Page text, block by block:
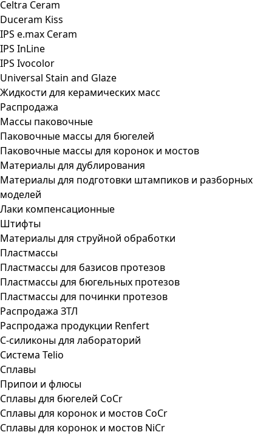
Celtra Ceram
Duceram Kiss
IPS e.max Ceram
IPS InLine
IPS Ivocolor
Universal Stain and Glaze
Жидкости для керамических масс
Распродажа
Массы паковочные
Паковочные массы для бюгелей
Паковочные массы для коронок и мостов
Материалы для дублирования
Материалы для подготовки штампиков и разборных
моделей
Лаки компенсационные
Штифты
Материалы для струйной обработки
Пластмассы
Пластмассы для базисов протезов
Пластмассы для бюгельных протезов
Пластмассы для починки протезов
Распродажа ЗТЛ
Распродажа продукции Renfert
С-силиконы для лабораторий
Система Telio
Сплавы
Припои и флюсы
Сплавы для бюгелей CoCr
Сплавы для коронок и мостов CoCr
Сплавы для коронок и мостов NiCr